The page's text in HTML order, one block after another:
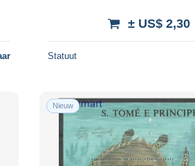
± US$ 2,30
Statuut
Nieuw